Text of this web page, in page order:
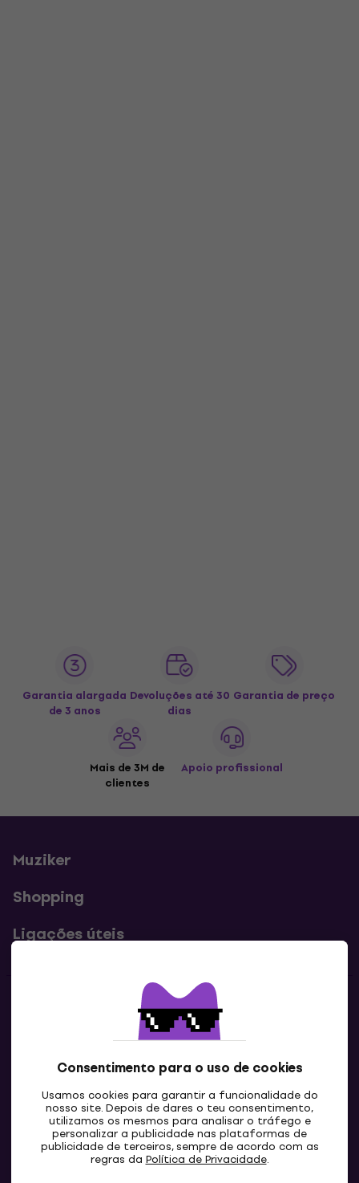
Consentimento para o uso de cookies
Usamos cookies para garantir a funcionalidade do
nosso site. Depois de dares o teu consentimento,
utilizamos os mesmos para analisar o tráfego e
personalizar a publicidade nas plataformas de
publicidade de terceiros, sempre de acordo com as
regras da Política de Privacidade.
Garantia alargada
de 3 anos
Devoluções até 30
dias
Garantia de preço
Mais de 3M de
clientes
Apoio profissional
Muziker
Shopping
Ligações úteis
Contatos
Contacta-nos